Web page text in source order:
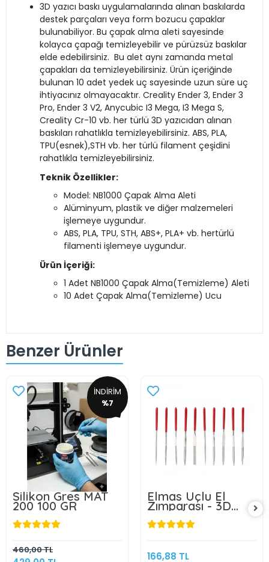
3D yazıcı baskı uygulamalarında alınan baskılarda
destek parçaları veya form bozucu çapaklar
bulunabiliyor. Bu çapak alma aleti sayesinde
kolayca çapağı temizleyebilir ve pürüzsüz baskılar
elde edebilirsiniz. Bu alet aynı zamanda metal
çapakları da temizleyebilirsiniz. Ürün içeriğinde
bulunan 10 adet yedek uç sayesinde uzun süre uç
ihtiyacınız olmayacaktır. Creality Ender 3, Ender 3
Pro, Ender 3 V2, Anycubic I3 Mega, I3 Mega S,
Creality Cr-10 vb. her türlü 3D yazıcıdan alınan
baskıları rahatlıkla temizleyebilirsiniz. ABS, PLA,
TPU(esnek),STH vb. her türlü filament çeşidini
rahatlıkla temizleyebilirsiniz.
Teknik Özellikler:
Model: NB1000 Çapak Alma Aleti
Alüminyum, plastik ve diğer malzemeleri
işlemeye uygundur.
ABS, PLA, TPU, STH, ABS+, PLA+ vb. hertürlü
filamenti işlemeye uygundur.
Ürün İçeriği:
1 Adet NB1000 Çapak Alma(Temizleme) Aleti
10 Adet Çapak Alma(Temizleme) Ucu
Benzer Ürünler
İNDİRİM
%7
Silikon Gres MAT
200 100 GR
460,00 TL
Elmas Uçlu El
Zımparası - 3D
Baskı İçin
Uygundur - 10 Adet
166,88 TL